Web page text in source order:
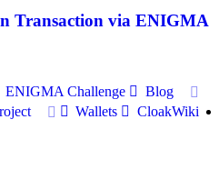
Transaction via ENIGMA
ENIGMA Challenge
Blog
Wallets CloakWiki